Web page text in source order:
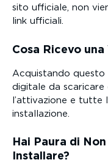
sito ufficiale, non
link ufficiali.
Cosa Ricevo
Acquistando
digitale da
l’attivazione e tutte
installazione.
Hai Paura di
Installare?